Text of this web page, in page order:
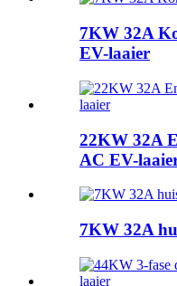
7KW 32A
EV-laaier
22KW 32A
AC EV-
7KW 32A